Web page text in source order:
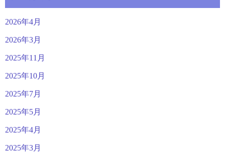
2026年4月
2026年3月
2025年11月
2025年10月
2025年7月
2025年5月
2025年4月
2025年3月